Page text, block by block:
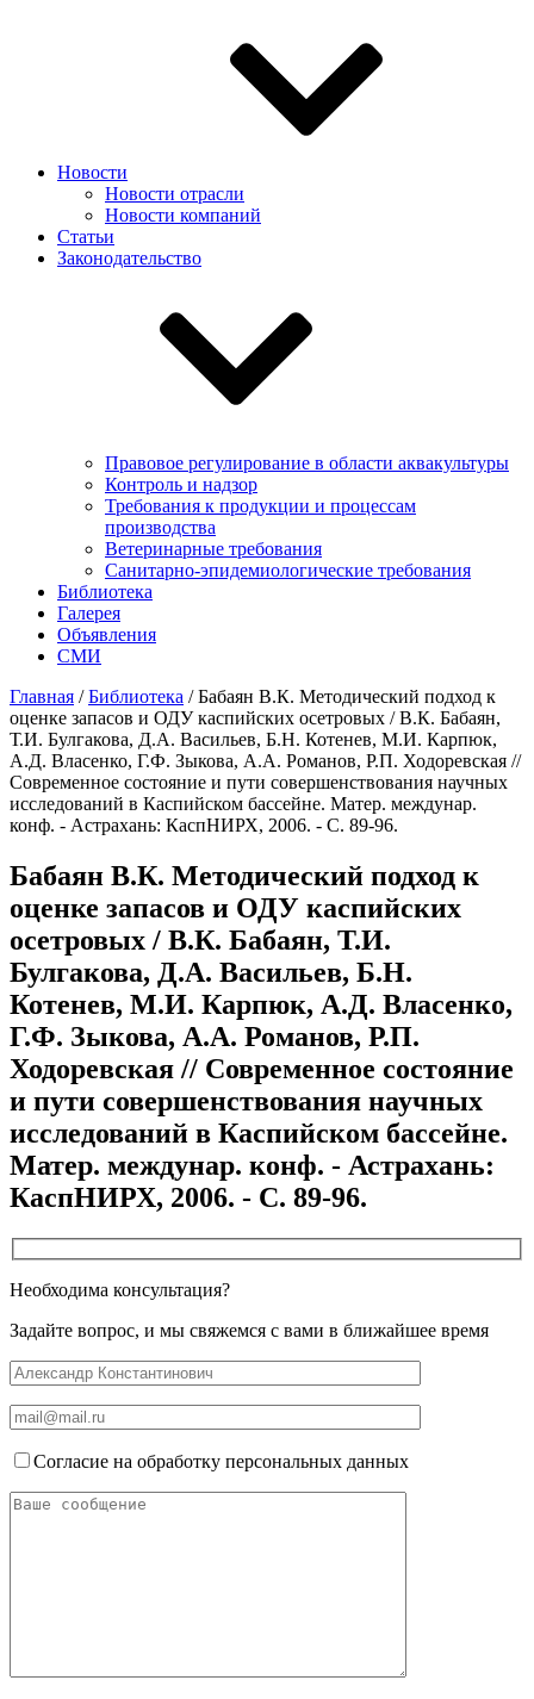
Новости
Новости отрасли
Новости компаний
Статьи
Законодательство
Правовое регулирование в области аквакультуры
Контроль и надзор
Требования к продукции и процессам
производства
Ветеринарные требования
Санитарно-эпидемиологические требования
Библиотека
Галерея
Объявления
СМИ
Главная /Библиотека /Бабаян В.К. Методический подход к
оценке запасов и ОДУ каспийских осетровых / В.К. Бабаян,
Т.И. Булгакова, Д.А. Васильев, Б.Н. Котенев, М.И. Карпюк,
А.Д. Власенко, Г.Ф. Зыкова, А.А. Романов, Р.П. Ходоревская //
Современное состояние и пути совершенствования научных
исследований в Каспийском бассейне. Матер. междунар.
конф. - Астрахань: КаспНИРХ, 2006. - С. 89-96.
Бабаян В.К. Методический подход к
оценке запасов и ОДУ каспийских
осетровых / В.К. Бабаян, Т.И.
Булгакова, Д.А. Васильев, Б.Н.
Котенев, М.И. Карпюк, А.Д. Власенко,
Г.Ф. Зыкова, А.А. Романов, Р.П.
Ходоревская // Современное состояние
и пути совершенствования научных
исследований в Каспийском бассейне.
Матер. междунар. конф. - Астрахань:
КаспНИРХ, 2006. - С. 89-96.
Необходима консультация?
Задайте вопрос, и мы свяжемся с вами в ближайшее время
Согласие на обработку персональных данных